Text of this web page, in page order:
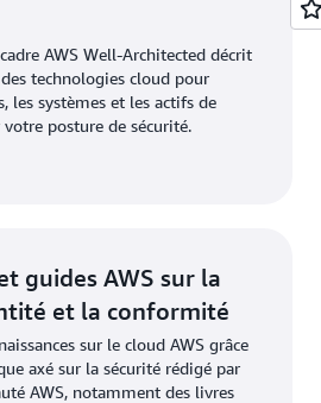
AWS Well-Architected décrit
technologies cloud pour
les systèmes et les actifs de
posture de sécurité.
guides AWS sur la
et la conformité
sur le cloud AWS grâce
axé sur la sécurité rédigé par
AWS, notamment des livres